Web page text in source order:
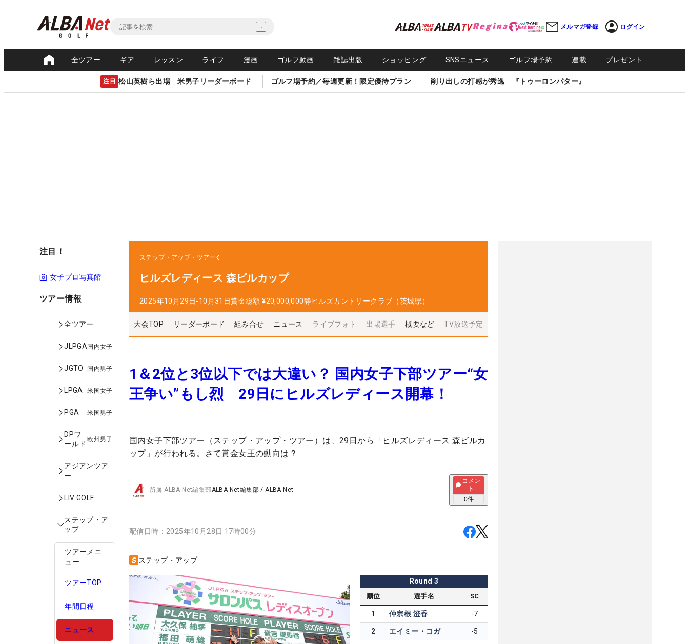
メルマガ登録 ログイン
全ツアー ギア レッスン ライフ 漫画 ゴルフ動画 雑誌出版 ショッピング SNSニュース ゴルフ場予約 連載 プレゼント
注目 松山英樹ら出場 米男子リーダーボード ゴルフ場予約／毎週更新！限定優待プラン 削り出しの打感が秀逸 『トゥーロンパター』
注目！
女子プロ写真館
ツアー情報
全ツアー
JLPGA国内女子
JGTO 国内男子
LPGA 米国女子
PGA 米国男子
DPワ
ールド
欧州男子
アジアンツア
ー
LIV GOLF
ステップ・ア
ップ
ツアーメニ
ュー
ツアーTOP
年間日程
ニュース
ステップ・アップ・ツアー
ヒルズレディース 森ビルカップ
2025年10月29日-10月31日賞金総額 ¥20,000,000静ヒルズカントリークラブ（茨城県）
大会TOP リーダーボード 組み合せ ニュース ライブフォト 出場選手 概要など TV放送予定
1＆2位と3位以下では大違い？ 国内女子下部ツアー“女
王争い”もし烈 29日にヒルズレディース開幕！
国内女子下部ツアー（ステップ・アップ・ツアー）は、29日から「ヒルズレディース 森ビルカ
ップ」が行われる。さて賞金女王の動向は？
所属ALBA Net編集部ALBA Net編集部 /ALBA Net
コメン
ト
0件
配信日時： 2025年10月28日 17時00分
ステップ・アップ
Round 3
順位 選手名 SC
1 仲宗根 澄香 -7
2 エイミー・コガ -5